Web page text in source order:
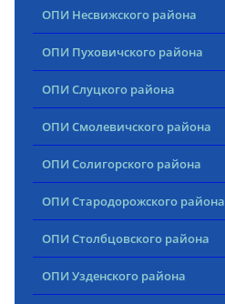
ОПИ Несвижского района
ОПИ Пуховичского района
ОПИ Слуцкого района
ОПИ Смолевичского района
ОПИ Солигорского района
ОПИ Стародорожского района
ОПИ Столбцовского района
ОПИ Узденского района